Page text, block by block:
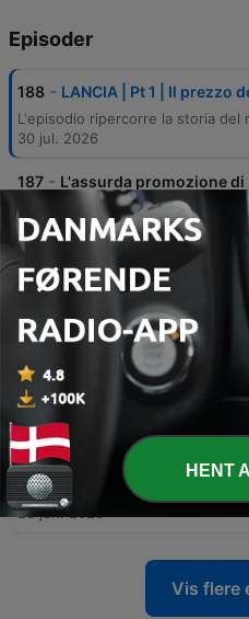
Episoder
188 - LANCIA | Pt 1 | Il prezzo
30 jul. 2026
187 - L'assurda promozione
mondiali 2006
16 jul. 2026
186 - WWF | Il battito della
06 jul. 2026
185 - KFC | Pt.4 | Il canto del
26 jun. 2026
184 - KFC | Pt 3 | Il colonnello
26 jun. 2026
Vis flere
HENT